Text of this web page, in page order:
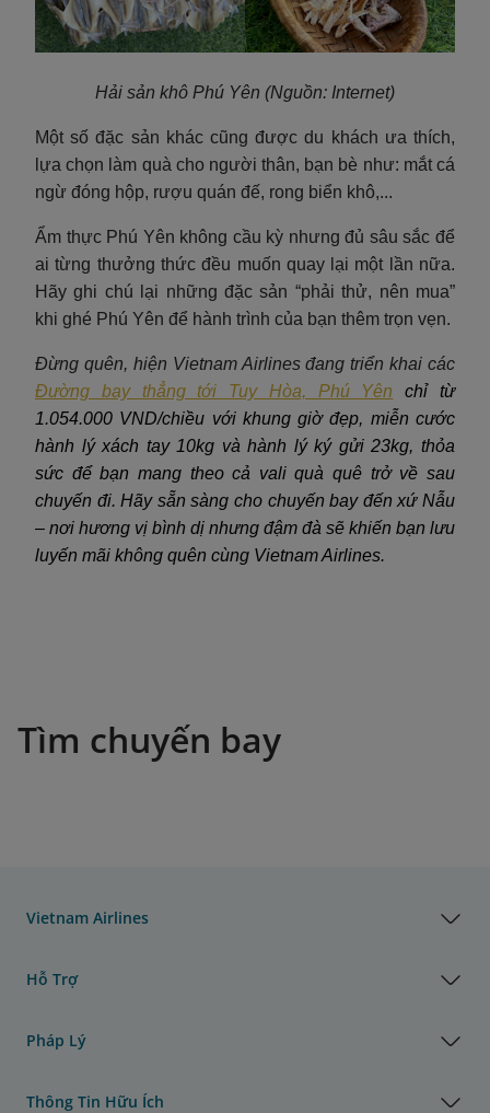
Hải sản khô Phú Yên (Nguồn: Internet)
Một số đặc sản khác cũng được du khách ưa thích,
lựa chọn làm quà cho người thân, bạn bè như: mắt cá
ngừ đóng hộp, rượu quán đế, rong biển khô,...
Ẩm thực Phú Yên không cầu kỳ nhưng đủ sâu sắc để
ai từng thưởng thức đều muốn quay lại một lần nữa.
Hãy ghi chú lại những đặc sản “phải thử, nên mua”
khi ghé Phú Yên để hành trình của bạn thêm trọn vẹn.
Đừng quên, hiện Vietnam Airlines đang triển khai các
Đường bay thẳng tới Tuy Hòa, Phú Yên chỉ từ
1.054.000 VND/chiều với khung giờ đẹp, miễn cước
hành lý xách tay 10kg và hành lý ký gửi 23kg, thỏa
sức để bạn mang theo cả vali quà quê trở về sau
chuyến đi. Hãy sẵn sàng cho chuyến bay đến xứ Nẫu
– nơi hương vị bình dị nhưng đậm đà sẽ khiến bạn lưu
luyến mãi không quên cùng Vietnam Airlines.
Tìm chuyến bay
Vietnam Airlines
Hỗ Trợ
Pháp Lý
Thông Tin Hữu Ích